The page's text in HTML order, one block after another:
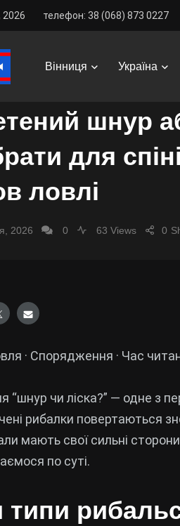
2026 телефон: 38 (068) 873 0227
Вінниця Україна
News / Україна /
шнур
для
ловлі
2026 0 63 Views 0
· Спорядження · Час
“шнур чи ліска?” — одне з
рибалки повертаються
мають свої сильні
по суті.
типи